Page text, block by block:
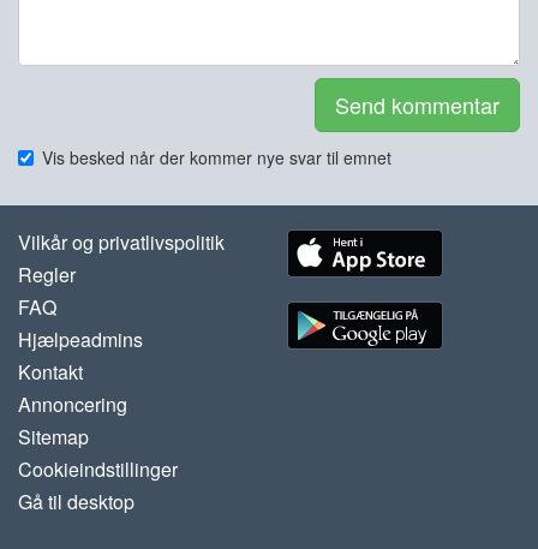
Send kommentar
Vis besked når der kommer nye svar til emnet
Vilkår og privatlivspolitik
Regler
FAQ
Hjælpeadmins
Kontakt
Annoncering
Sitemap
Cookieindstillinger
Gå til desktop